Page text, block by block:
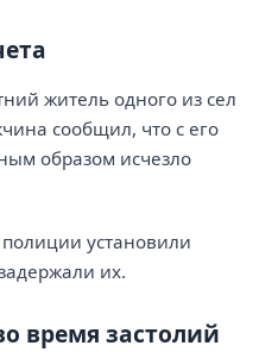
житель одного из сел
сообщил, что с его
образом исчезло
установили
их.
время застолий